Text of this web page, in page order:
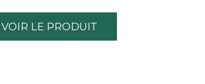
VOIR LE PRODUIT